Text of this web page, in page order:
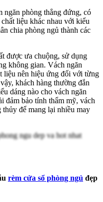
ngăn phòng thẳng đứng, có
liệu khác nhau với kiểu
chia phòng ngủ thành các
được ưa chuộng, sử dụng
không gian. Vách ngăn
liệu nên hiệu ứng đối với từng
khách hàng thường đắn
dáng nào cho vách ngăn
đảm bảo tính thẩm mỹ, vách
để mang lại nhiều may
rèm cửa sổ phòng ngủ đẹp